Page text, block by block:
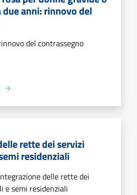
anni: rinnovo del
del contrassegno
rette dei servizi
residenziali
delle rette dei
e semi residenziali